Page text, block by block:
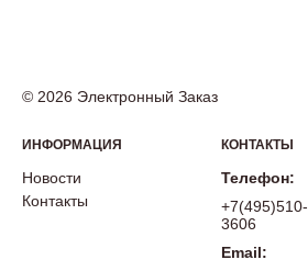
© 2026 Электронный Заказ
ИНФОРМАЦИЯ
Новости
Контакты
КОНТАКТЫ
Телефон:
+7(495)510-
3606
Email: